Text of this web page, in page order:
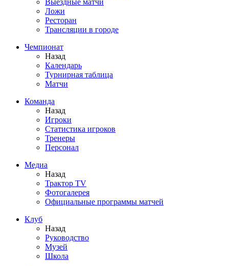
Выездные матчи
Ложи
Ресторан
Трансляции в городе
Чемпионат
Назад
Календарь
Турнирная таблица
Матчи
Команда
Назад
Игроки
Статистика игроков
Тренеры
Персонал
Медиа
Назад
Трактор TV
Фотогалерея
Официальные программы матчей
Клуб
Назад
Руководство
Музей
Школа